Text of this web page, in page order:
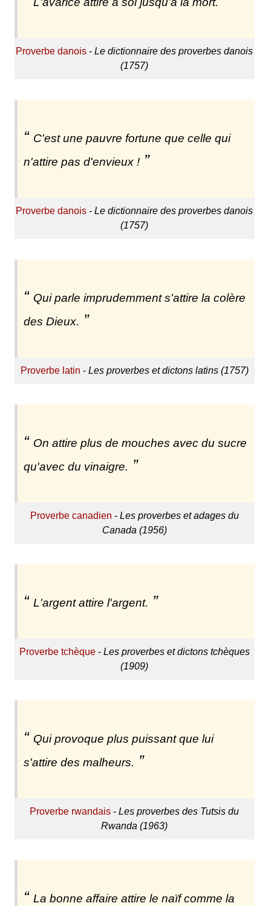
Proverbe danois -Le dictionnaire des proverbes danois
(1757)
C'est une pauvre fortune que celle qui
n'attire pas d'envieux !
Proverbe danois -Le dictionnaire des proverbes danois
(1757)
Qui parle imprudemment s'attire la colère
des Dieux.
Proverbe latin - Les proverbes et dictons latins (1757)
On attire plus de mouches avec du sucre
qu'avec du vinaigre.
Proverbe canadien - Les proverbes et adages du
Canada (1956)
L'argent attire l'argent.
Proverbe tchèque- Les proverbes et dictons tchèques
(1909)
Qui provoque plus puissant que lui
s'attire des malheurs.
Proverbe rwandais -Les proverbes des Tutsis du
Rwanda (1963)
La bonne affaire attire le naïf comme la